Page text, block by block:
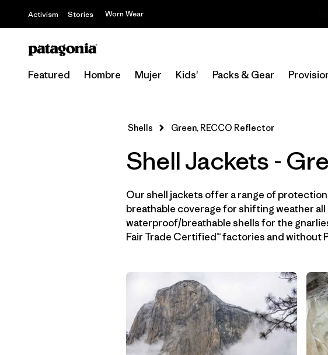
Activism Stories Worn Wear
Featured Hombre Mujer Kids' Packs & GearSelecciona una
Filtrar por
Size
Filtrar por
Fit
Filtrar por
Color 1
Filtrar por
Features &
Filtrar por
Gender
Filtrar por
Category
Shells Green, RECCO Reflector
Shell Jackets -
Our shell jackets offer a range of
breathable coverage for shifting weather
waterproof/breathable shells for the
Fair Trade Certified™ factories and without